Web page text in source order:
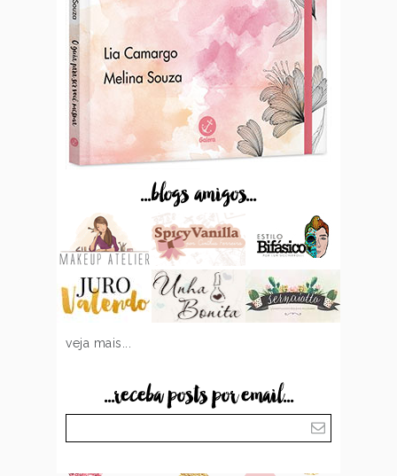
...blogs amigos...
veja mais...
...receba posts por email...